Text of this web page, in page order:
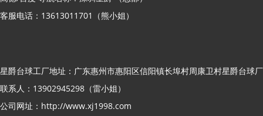
客服电话：13613011701（熊小姐）
星爵台球工厂地址：广东惠州市惠阳区信阳镇长埠村周康卫村星爵台球厂
联系人：13902945298（雷小姐）
公司网址：http://www.xj1998.com